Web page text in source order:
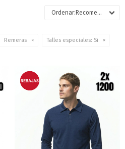
Recomendados
Remeras Talles especiales: Si